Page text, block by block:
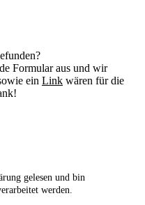
Formular aus und wir
ein Link wären für die
gelesen und bin
werden.